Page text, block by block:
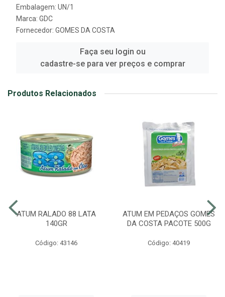
Embalagem: UN/1
Marca: GDC
Fornecedor: GOMES DA COSTA
Faça seu login ou
cadastre-se para ver preços e comprar
Produtos Relacionados
ATUM RALADO 88 LATA
140GR
Código: 43146
ATUM EM PEDAÇOS GOMES
DA COSTA PACOTE 500G
Código: 40419